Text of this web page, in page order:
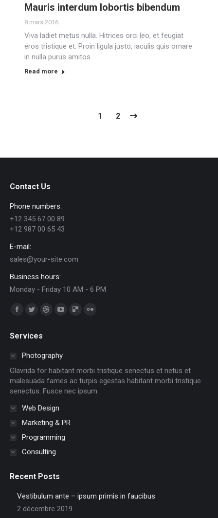
Mauris interdum lobortis bibendum
8 mars 2016
Viva ladiet metus nulla. Hitrices orci leo, et feugiat
eros tristique et. Proin ligula justo, iaculis quis ornare
in nulla purus amitos.
Read more
1 2
Contact Us
Phone numbers:
+12 345 67 00 89
+12 987 00 65 43
E-mail:
sales@your-site.com
Business hours:
Monday - Friday 10 AM - 6 PM
Trouvez nous sur :
Facebook
opens
new
window
Twitter
opens
in
new
window
Dribble
in
new
window
YouTube
in
new
window
Delicious
window
new
window
Services
Photography
Glavrida for habitant morbi tristique senectus et netus et
malesuada fames ac turpis egestas habitant morbi tristique
senectus. Fusce nec ipsum.
Web Design
Marketing & PR
Programming
Consulting
Recent Posts
Vestibulum ante – ipsum primis in faucibus
2 décembre 2019